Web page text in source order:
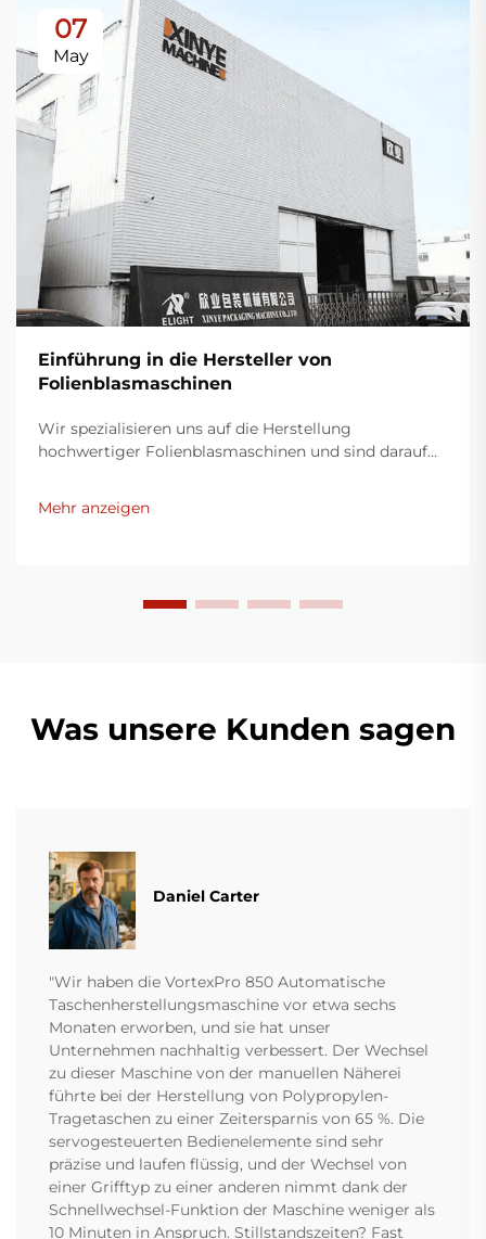
07
May
Einführung in die Hersteller von
Folienblasmaschinen
Wir spezialisieren uns auf die Herstellung
hochwertiger Folienblasmaschinen und sind darauf
Kunststoffverpackungsindustrie bereitzustellen.
Unsere Folienblasmaschinen nutzen moderne
Mehr anzeigen
Was unsere Kunden sagen
Daniel Carter
"Wir haben die VortexPro 850 Automatische
Taschenherstellungsmaschine vor etwa sechs
Monaten erworben, und sie hat unser
Unternehmen nachhaltig verbessert. Der Wechsel
zu dieser Maschine von der manuellen Näherei
führte bei der Herstellung von Polypropylen-
Tragetaschen zu einer Zeitersparnis von 65 %. Die
servogesteuerten Bedienelemente sind sehr
präzise und laufen flüssig, und der Wechsel von
einer Grifftyp zu einer anderen nimmt dank der
Schnellwechsel-Funktion der Maschine weniger als
10 Minuten in Anspruch. Stillstandszeiten? Fast